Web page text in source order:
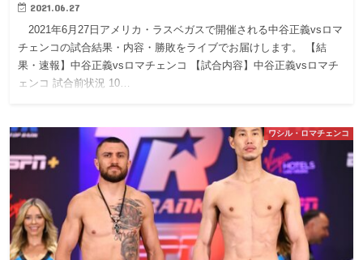
2021.06.27
2021年6月27日アメリカ・ラスベガスで開催される中谷正義vsロマ
チェンコの試合結果・内容・勝敗をライブでお届けします。 【結
果・速報】中谷正義vsロマチェンコ 【試合内容】中谷正義vsロマチ
ェンコ 試合前状況 10…
ワシル・ロマチェンコ